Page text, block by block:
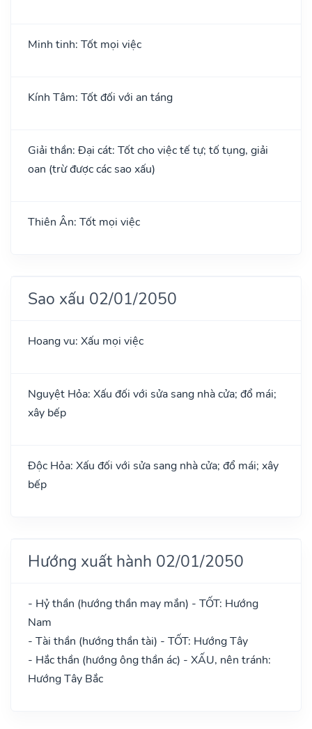
Minh tinh: Tốt mọi việc
Kính Tâm: Tốt đối với an táng
Giải thần: Đại cát: Tốt cho việc tế tự; tố tụng, giải
oan (trừ được các sao xấu)
Thiên Ân: Tốt mọi việc
Sao xấu 02/01/2050
Hoang vu: Xấu mọi việc
Nguyệt Hỏa: Xấu đối với sửa sang nhà cửa; đổ mái;
xây bếp
Độc Hỏa: Xấu đối với sửa sang nhà cửa; đổ mái; xây
bếp
Hướng xuất hành 02/01/2050
- Hỷ thần (hướng thần may mắn) - TỐT: Hướng
Nam
- Tài thần (hướng thần tài) - TỐT: Hướng Tây
- Hắc thần (hướng ông thần ác) - XẤU, nên tránh:
Hướng Tây Bắc